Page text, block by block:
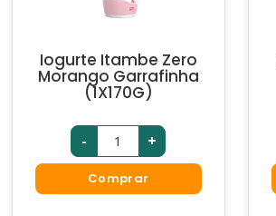
Iogurte Itambe Zero
Morango Garrafinha
(1X170G)
- +
Comprar